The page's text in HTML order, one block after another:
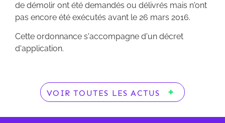
de démolir ont été demandés ou délivrés mais n'ont
pas encore été exécutés avant le 26 mars 2016.
Cette ordonnance s'accompagne d'un décret
d'application.
VOIR TOUTES LES ACTUS